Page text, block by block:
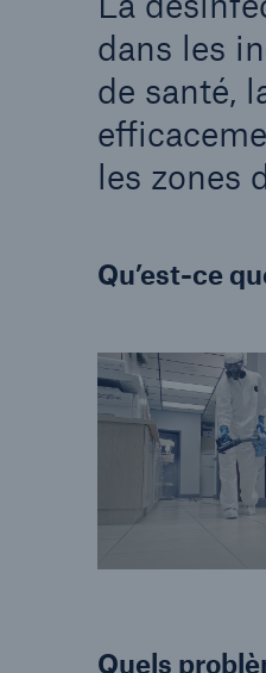
dans les
de santé,
les zones
Qu’est-ce
Quels